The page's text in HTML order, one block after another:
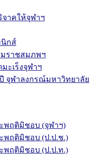
จาคให้จุฬาฯ
นิกส์
ราชสมภพฯ
ะเร็งจุฬาฯ
จุฬาลงกรณ์มหาวิทยาลัย
พฤติมิชอบ (จุฬาฯ)
พฤติมิชอบ (ป.ป.ช.)
พฤติมิชอบ (ป.ป.ท.)